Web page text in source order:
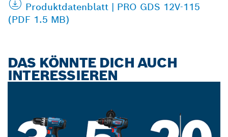
Produktdatenblatt | PRO GDS 12V-115
(PDF 1.5 MB)
DAS KÖNNTE DICH AUCH
INTERESSIEREN